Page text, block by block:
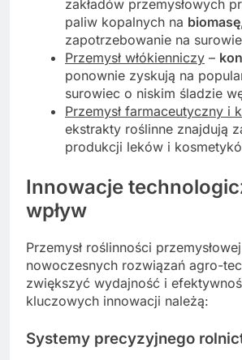
zakładów przemysłowych
paliw kopalnych na biomasę
zapotrzebowanie na
Przemysł włókienniczy –
ponownie zyskują na
surowiec o niskim śladzie
Przemysł farmaceutyczny i
ekstrakty roślinne znajdują
produkcji leków i
Innowacje
wpływ
Przemysł roślinności
nowoczesnych rozwiązań agro-
zwiększyć wydajność i
kluczowych innowacji należą:
Systemy precyzyjnego